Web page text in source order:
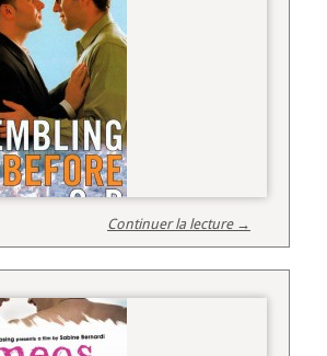
Continuer la lecture →